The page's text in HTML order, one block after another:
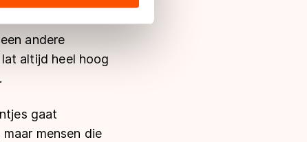
VS, waar mogelijk geen
in met deze overdracht.
andere
altijd heel hoog
gaat
mensen die